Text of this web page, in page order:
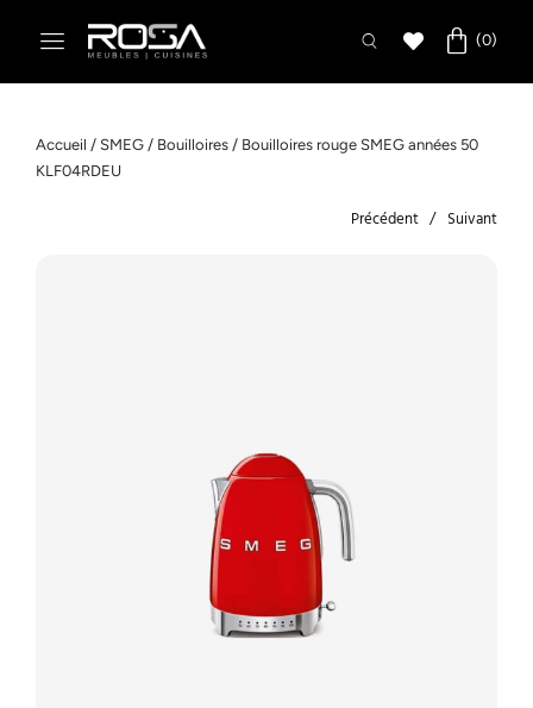
Accueil / SMEG / Bouilloires / Bouilloires rouge SMEG années 50
KLF04RDEU
Précédent Suivant